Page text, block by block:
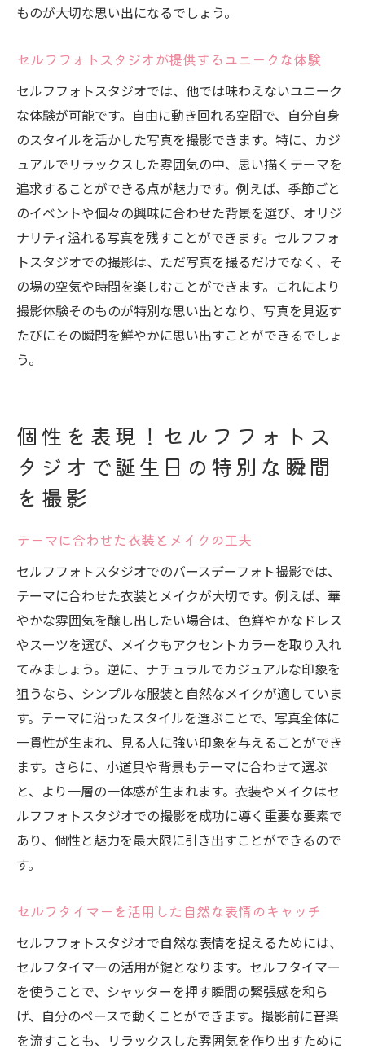
撮影後の写真編集でクオリティアップ
ア
過去の撮影経験から学ぶこと
セルフフォトスタジオでのサプライズ演出
撮影前後のアクティビティで一日を充実
思い出のメッセージを写真に込める
撮影後のパーティーでさらに盛り上がる
セルフフォトスタジオでの撮影記録をまと
める
ものが大切な思い出になるでしょう。
セルフフォトスタジオが提供するユニークな体験
セルフフォトスタジオでは、他では味わえないユニーク
な体験が可能です。自由に動き回れる空間で、自分自身
のスタイルを活かした写真を撮影できます。特に、カジ
ュアルでリラックスした雰囲気の中、思い描くテーマを
追求することができる点が魅力です。例えば、季節ごと
のイベントや個々の興味に合わせた背景を選び、オリジ
ナリティ溢れる写真を残すことができます。セルフフォ
トスタジオでの撮影は、ただ写真を撮るだけでなく、そ
の場の空気や時間を楽しむことができます。これにより
撮影体験そのものが特別な思い出となり、写真を見返す
たびにその瞬間を鮮やかに思い出すことができるでしょ
う。
個性を表現！セルフフォトス
タジオで誕生日の特別な瞬間
を撮影
テーマに合わせた衣装とメイクの工夫
セルフフォトスタジオでのバースデーフォト撮影では、
テーマに合わせた衣装とメイクが大切です。例えば、華
やかな雰囲気を醸し出したい場合は、色鮮やかなドレス
やスーツを選び、メイクもアクセントカラーを取り入れ
てみましょう。逆に、ナチュラルでカジュアルな印象を
狙うなら、シンプルな服装と自然なメイクが適していま
す。テーマに沿ったスタイルを選ぶことで、写真全体に
一貫性が生まれ、見る人に強い印象を与えることができ
ます。さらに、小道具や背景もテーマに合わせて選ぶ
と、より一層の一体感が生まれます。衣装やメイクはセ
ルフフォトスタジオでの撮影を成功に導く重要な要素で
あり、個性と魅力を最大限に引き出すことができるので
す。
セルフタイマーを活用した自然な表情のキャッチ
セルフフォトスタジオで自然な表情を捉えるためには、
セルフタイマーの活用が鍵となります。セルフタイマー
を使うことで、シャッターを押す瞬間の緊張感を和ら
げ、自分のペースで動くことができます。撮影前に音楽
を流すことも、リラックスした雰囲気を作り出すために